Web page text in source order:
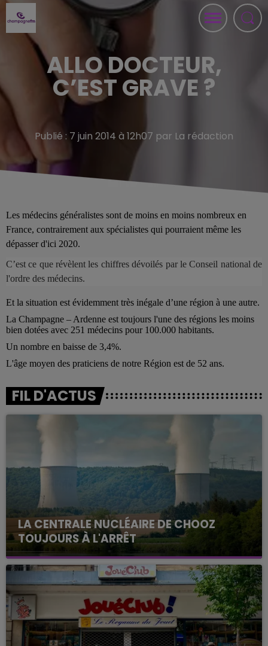
ALLO DOCTEUR,
C’EST GRAVE ?
Publié : 7 juin 2014 à 12h07 par La rédaction
Les médecins généralistes sont de moins en moins nombreux en
France, contrairement aux spécialistes qui pourraient même les
dépasser d'ici 2020.
C’est ce que révèlent les chiffres dévoilés par le Conseil national de
l'ordre des médecins.
Et la situation est évidemment très inégale d’une région à une autre.
La Champagne – Ardenne est toujours l'une des régions les moins
bien dotées avec 251 médecins pour 100.000 habitants.
Un nombre en baisse de 3,4%.
L'âge moyen des praticiens de notre Région est de 52 ans.
FIL D'ACTUS
LA CENTRALE NUCLÉAIRE DE CHOOZ
TOUJOURS À L'ARRÊT
Cela fait déjà une semaine que la centrale
nucléaire ardennaise est à l'arrêt. Une situation
justifiée par la sécheresse intense qui est toujours
présente.